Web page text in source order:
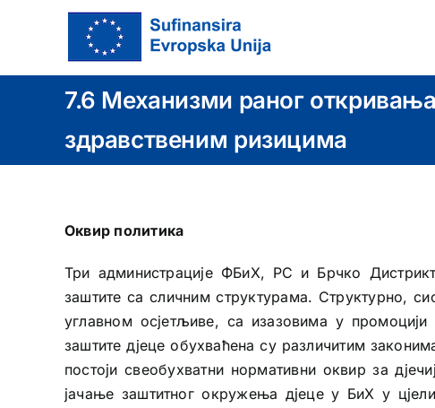
7.6 Механизми раног
здравственим ризицима
Оквир политика
Три администрације ФБиХ, РС и Брчко
заштите са сличним структурама. Структурно,
углавном осјетљиве, са изазовима у промоцији
заштите дјеце обухваћена су различитим
постоји свеобухватни нормативни оквир за
јачање заштитног окружења дјеце у БиХ у